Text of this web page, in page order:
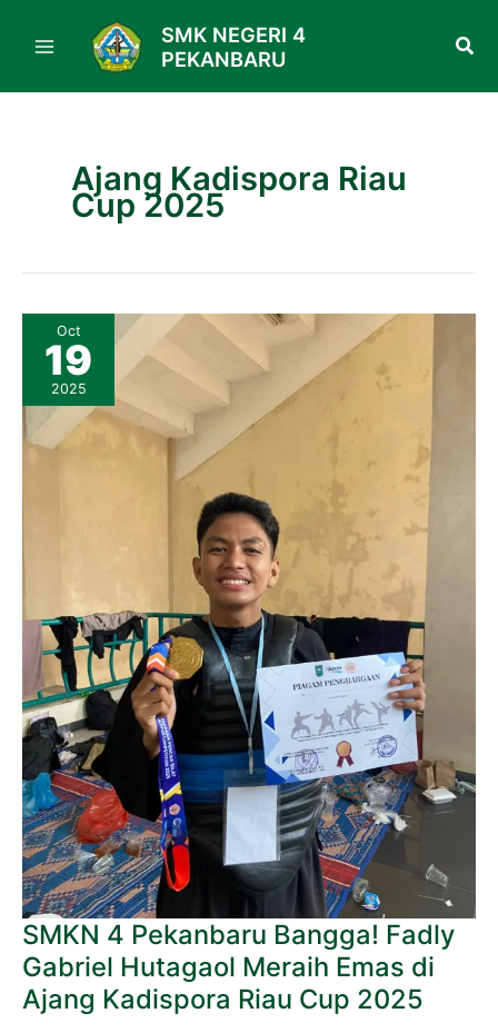
SMK NEGERI 4
PEKANBARU
Ajang Kadispora Riau
Cup 2025
Oct
19
2025
SMKN 4 Pekanbaru Bangga! Fadly
Gabriel Hutagaol Meraih Emas di
Ajang Kadispora Riau Cup 2025
SMKN
4
Pekanbaru
Bangga!
Fadly
Gabriel
Hutagaol
Meraih
Emas